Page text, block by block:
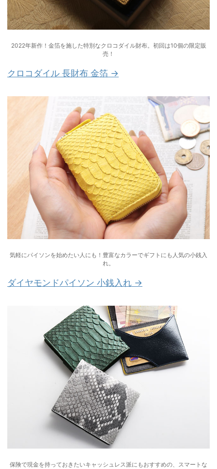
2022年新作！金箔を施した特別なクロコダイル財布。初回は10個の限定販
売！
クロコダイル 長財布 金箔 →
気軽にパイソンを始めたい人にも！豊富なカラーでギフトにも人気の小銭入
れ。
ダイヤモンドパイソン 小銭入れ →
保険で現金を持っておきたいキャッシュレス派にもおすすめの、スマートな